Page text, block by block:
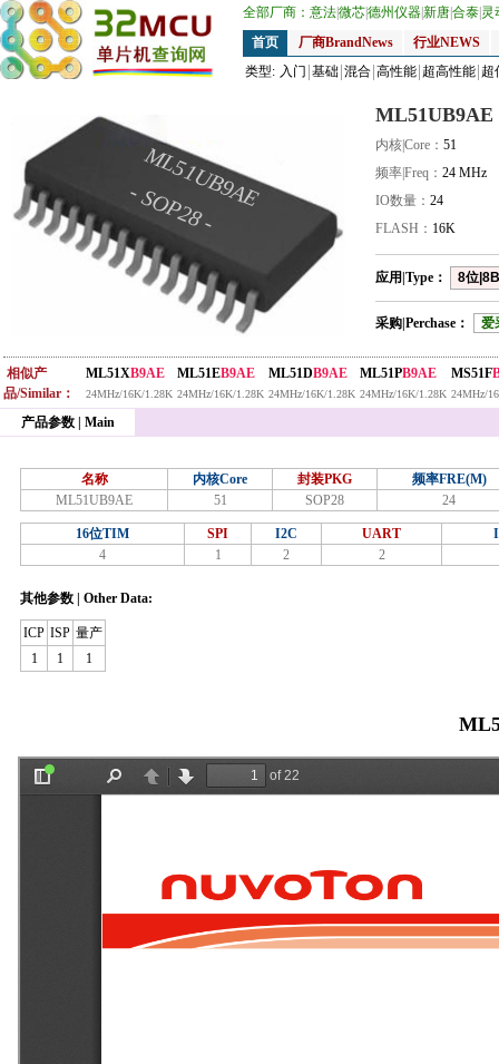
全部厂商： 意法微芯德州仪器新唐合泰 灵
首页
厂商BrandNews
行业NEWS
类型: 入门 基础 混合 高性能 超高性能 超
ML51UB9AE
- SOP28 -
ML51UB9AE
内核|Core： 51
频率|Freq： 24 MHz
IO数量： 24
FLASH： 16K
应用|Type： 8位
采购|Perchase： 爱
相似产
品/Similar：
ML51XB9AE
24MHz/16K/1.28K
ML51EB9AE
24MHz/16K/1.28K
ML51DB9AE
24MHz/16K/1.28K
ML51PB9AE
24MHz/16K/1.28K
MS51F
24MHz/
产品参数 | Main
名称 内核Core 封装PKG
频率FRE(M)
ML51UB9AE
51 SOP28 24
16位TIM SPI I2C UART
4
1 2 2
其他参数 | Other Data:
ICP ISP 量产
1
1 1